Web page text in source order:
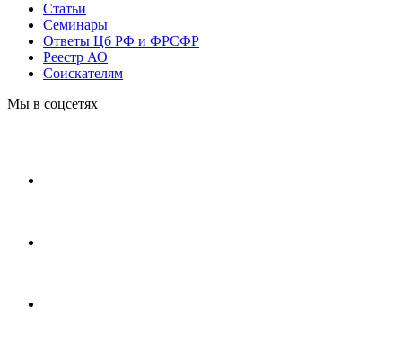
Статьи
Cеминары
Ответы Цб РФ и ФРСФР
Реестр АО
Соискателям
Мы в соцсетях